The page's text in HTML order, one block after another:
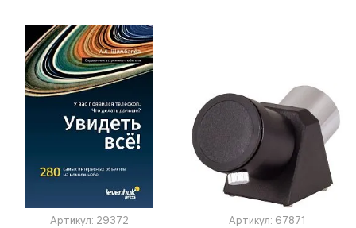
Артикул: 29372 Артикул: 67871